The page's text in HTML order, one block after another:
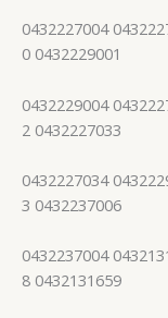
0432227004
0 0432229001
0432229004
2 0432227033
0432227034
3 0432237006
0432237004
8 0432131659